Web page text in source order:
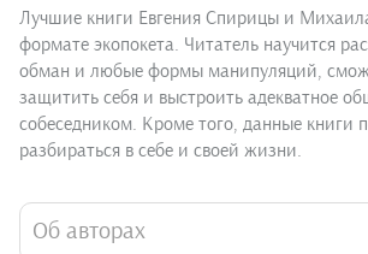
Лучшие книги Евгения Спирицы и
формате экопокета. Читатель научится
обман и любые формы манипуляций,
защитить себя и выстроить адекватное
собеседником. Кроме того, данные книги
разбираться в себе и своей жизни.
Об авторах